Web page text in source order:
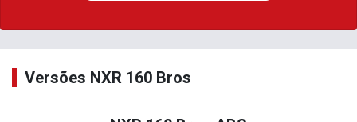
Versões NXR 160 Bros